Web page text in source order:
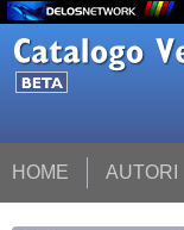
HOME AUTORI